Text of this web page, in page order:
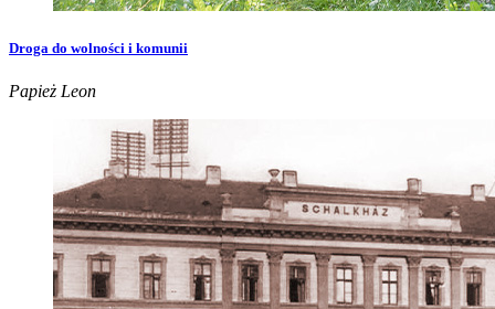
Droga do wolności i komunii
Papież Leon